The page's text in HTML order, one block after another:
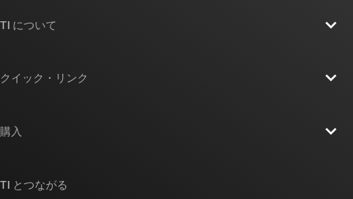
TI について
クイック・リンク
クロスリファレンス検索
購入
TI とつながる